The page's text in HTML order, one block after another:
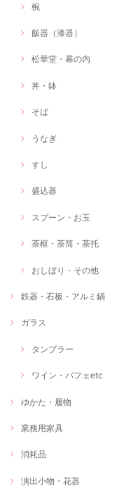
椀
飯器（漆器）
松華堂・幕の内
丼・鉢
そば
うなぎ
すし
盛込器
スプーン・お玉
茶枢・茶筒・茶托
おしぼり・その他
鉄器・石板・アルミ鍋
ガラス
タンブラー
ワイン・パフェetc
ゆかた・履物
業務用家具
消耗品
演出小物・花器